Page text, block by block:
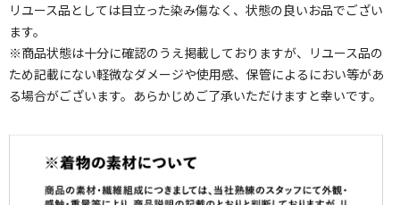
リユース品としては目立った染み傷なく、状態の良いお品でござい
ます。
※商品状態は十分に確認のうえ掲載しておりますが、リユース品の
ため記載にない軽微なダメージや使用感、保管によるにおい等があ
る場合がございます。あらかじめご了承いただけますと幸いです。